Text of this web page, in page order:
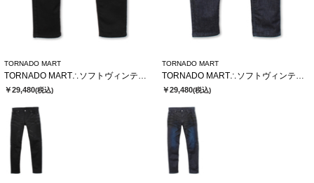
TORNADO MART
TORNADO MART∴ソフトヴィンテージスリムデニム
￥29,480(税込)
TORNADO MART
TORNADO MART∴ソフトヴィンテージスリムデニム
￥29,480(税込)